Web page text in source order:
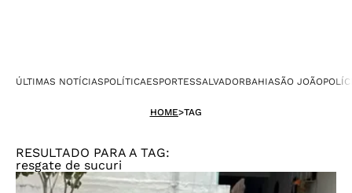
ÚLTIMAS NOTÍCIASPOLÍTICAESPORTESSALVADORBAHIASÃO JOÃO
HOME>TAG
RESULTADO PARA A TAG:
resgate de sucuri